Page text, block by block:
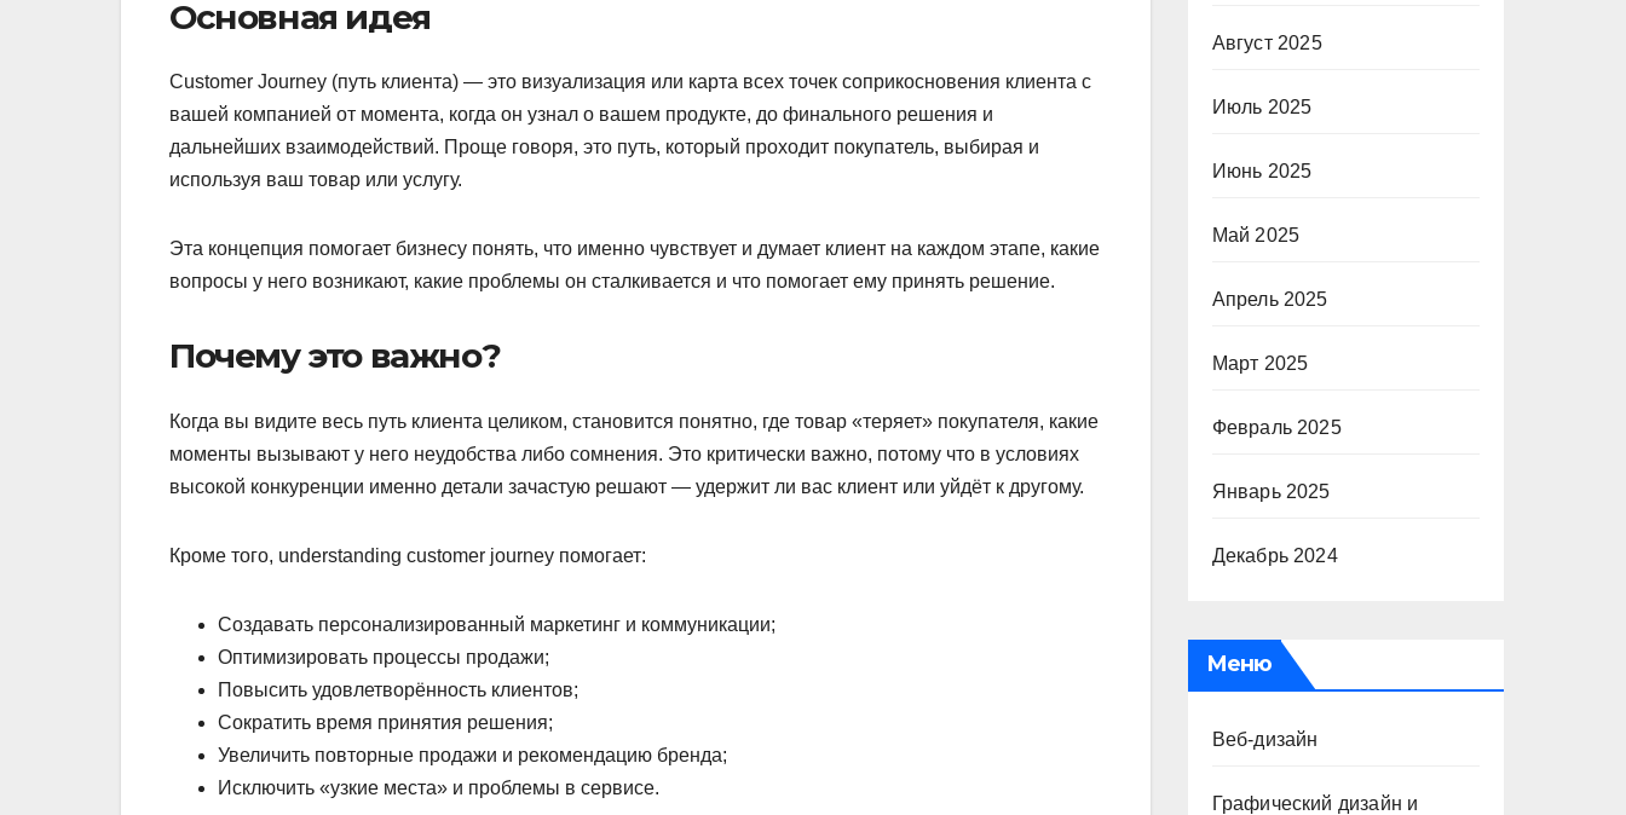
Основная идея
Customer Journey (путь клиента) — это визуализация или карта всех точек соприкосновения клиента с
вашей компанией от момента, когда он узнал о вашем продукте, до финального решения и
дальнейших взаимодействий. Проще говоря, это путь, который проходит покупатель, выбирая и
используя ваш товар или услугу.
Эта концепция помогает бизнесу понять, что именно чувствует и думает клиент на каждом этапе, какие
вопросы у него возникают, какие проблемы он сталкивается и что помогает ему принять решение.
Почему это важно?
Когда вы видите весь путь клиента целиком, становится понятно, где товар «теряет» покупателя, какие
моменты вызывают у него неудобства либо сомнения. Это критически важно, потому что в условиях
высокой конкуренции именно детали зачастую решают — удержит ли вас клиент или уйдёт к другому.
Кроме того, understanding customer journey помогает:
Создавать персонализированный маркетинг и коммуникации;
Оптимизировать процессы продажи;
Повысить удовлетворённость клиентов;
Сократить время принятия решения;
Увеличить повторные продажи и рекомендацию бренда;
Исключить «узкие места» и проблемы в сервисе.
Август 2025
Июль 2025
Июнь 2025
Май 2025
Апрель 2025
Март 2025
Февраль 2025
Январь 2025
Декабрь 2024
Меню
Веб-дизайн
Графический дизайн и